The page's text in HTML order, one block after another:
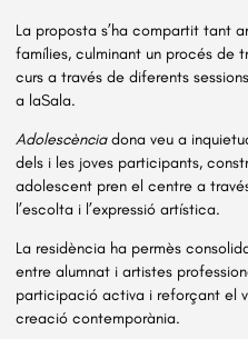
La proposta s’ha compartit tant
famílies, culminant un procés de
curs a través de diferents
a laSala.
Adolescènciadona veu a
dels i les joves participants,
adolescent pren el centre a
l’escolta i l’expressió artística.
La residència ha permès
entre alumnat i artistes
participació activa i reforçant el
creació contemporània.